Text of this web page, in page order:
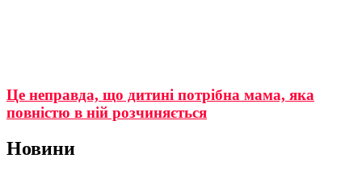
Це неправда, що дитині потрібна мама, яка
повністю в ній розчиняється
Новини